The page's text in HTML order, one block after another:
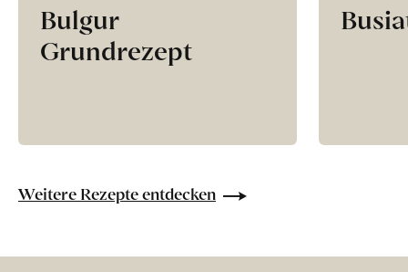
Bulgur
Grundrezept
Weitere Rezepte entdecken